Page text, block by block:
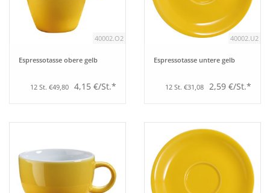
Einrichtung
40002.O2
Espressotasse obere gelb
12 St. €49,80 4,15 €/St.*
40002.U2
Espressotasse untere gelb
12 St. €31,08 2,59 €/St.*